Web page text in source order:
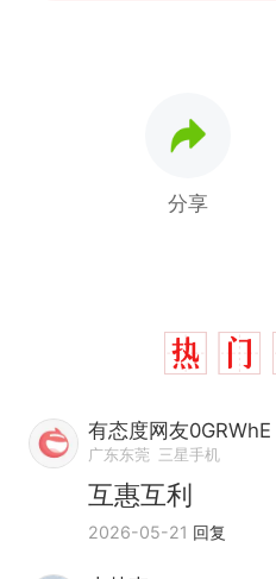
分享
有态度网友0GRWhE
广东东莞 三星手机
互惠互利
2026-05-21 回复